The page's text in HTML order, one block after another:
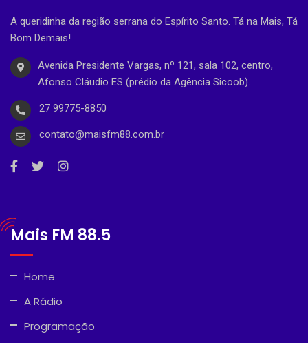
A queridinha da região serrana do Espírito Santo. Tá na Mais, Tá
Bom Demais!
Avenida Presidente Vargas, nº 121, sala 102, centro,
Afonso Cláudio ES (prédio da Agência Sicoob).
27 99775-8850
contato@maisfm88.com.br
Mais FM 88.5
Home
A Rádio
Programação